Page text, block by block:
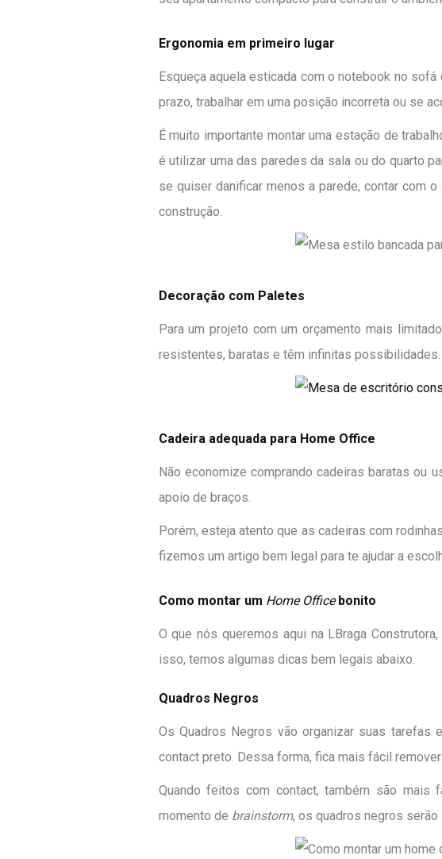
Ergonomia em primeiro lugar
Esqueça aquela esticada com o notebook no
prazo, trabalhar em uma posição incorreta ou se
É muito importante montar uma estação de
é utilizar uma das paredes da sala ou do quarto
se quiser danificar menos a parede, contar com
construção.
Decoração com Paletes
Para um projeto com um orçamento mais
resistentes, baratas e têm infinitas possibilidades.
Cadeira adequada para Home Office
Não economize comprando cadeiras baratas ou
apoio de braços.
Porém, esteja atento que as cadeiras com
fizemos um artigo bem legal para te ajudar a
Como montar um Home Officebonito
O que nós queremos aqui na LBraga
isso, temos algumas dicas bem legais abaixo.
Quadros Negros
Os Quadros Negros vão organizar suas
contact preto. Dessa forma, fica mais fácil
Quando feitos com contact, também são
momento de brainstorm, os quadros negros